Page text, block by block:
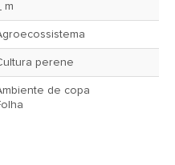
_ m
perene
de copa